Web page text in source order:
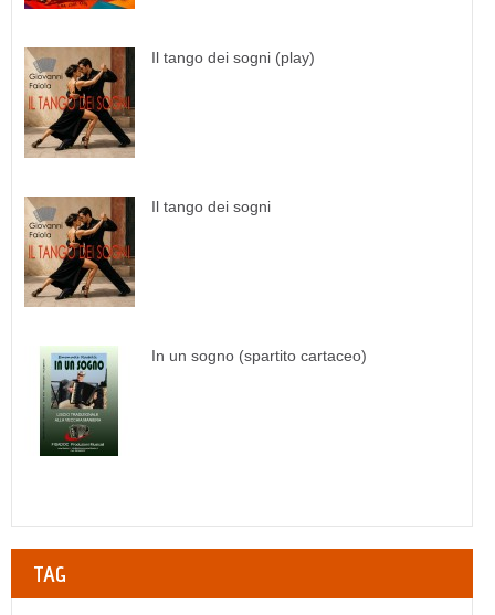
Il tango dei sogni (play)
Il tango dei sogni
In un sogno (spartito cartaceo)
TAG